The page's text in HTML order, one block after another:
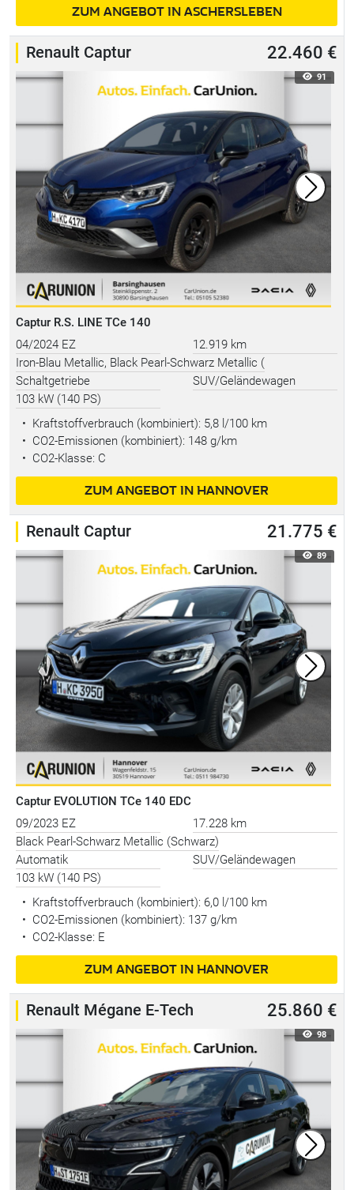
ZUM ANGEBOT IN ASCHERSLEBEN
Renault Captur 22.460 €
91
Captur R.S. LINE TCe 140
04/2024 EZ
12.919 km
Iron-Blau Metallic, Black Pearl-Schwarz Metallic (
Schaltgetriebe
SUV/Geländewagen
103 kW (140 PS)
• Kraftstoffverbrauch (kombiniert): 5,8 l/100 km
• CO2-Emissionen (kombiniert): 148 g/km
• CO2-Klasse: C
ZUM ANGEBOT IN HANNOVER
Renault Captur 21.775 €
89
Captur EVOLUTION TCe 140 EDC
09/2023 EZ
17.228 km
Black Pearl-Schwarz Metallic (Schwarz)
Automatik
SUV/Geländewagen
103 kW (140 PS)
• Kraftstoffverbrauch (kombiniert): 6,0 l/100 km
• CO2-Emissionen (kombiniert): 137 g/km
• CO2-Klasse: E
ZUM ANGEBOT IN HANNOVER
Renault Mégane E-Tech 25.860 €
98